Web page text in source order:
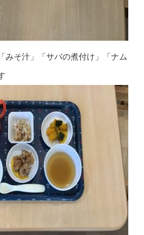
みそ汁」「サバの煮付け」「ナム